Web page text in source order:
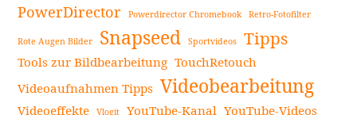
Headshot-
App
für
Ihren
Erfolg
weiterlesen
PowerDirector Powerdirector Chromebook Retro-Fotofilter
Rote Augen Bilder Snapseed Sportvideos Tipps
Tools zur Bildbearbeitung TouchRetouch
Videoaufnahmen Tipps Videobearbeitung
Videoeffekte Vlogit YouTube-Kanal YouTube-Videos